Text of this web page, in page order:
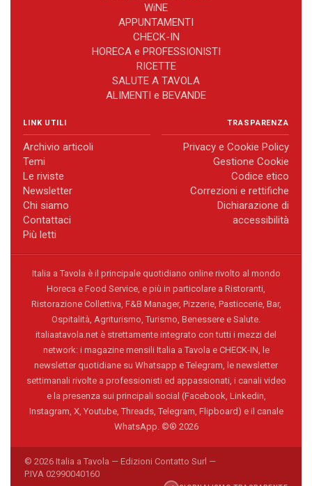
WiNE
APPUNTAMENTI
CHECK-IN
HORECA e PROFESSIONISTI
RICETTE
SALUTE A TAVOLA
ALIMENTI e BEVANDE
LINK UTILI
Archivio articoli
Temi
Le riviste
Newsletter
Chi siamo
Contattaci
Più letti
TRASPARENZA
Privacy e Cookie Policy
Gestione Cookie
Codice etico
Correzioni e rettifiche
Dichiarazione di
accessibilità
Italia a Tavola è il principale quotidiano online rivolto al mondo
Horeca e Food Service, e più in particolare a Ristoranti,
Ristorazione Collettiva, F&B Manager, Pizzerie, Pasticcerie, Bar,
Ospitalità, Agriturismo, Turismo, Benessere e Salute.
italiaatavola.net è strettamente integrato con tutti i mezzi del
network: i magazine mensili Italia a Tavola e CHECK-IN, le
newsletter quotidiane su Whatsapp e Telegram, le newsletter
settimanali rivolte a professionisti ed appassionati, i canali video
e la presenza sui principali social (Facebook, Linkedin,
Instagram, X, Youtube, Threads, Telegram, Flipboard) e il canale
WhatsApp. ©® 2026
© 2026 Italia a Tavola — Edizioni Contatto Surl —
P.IVA 02990040160